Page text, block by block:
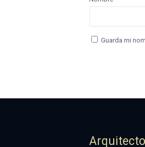
Guarda mi